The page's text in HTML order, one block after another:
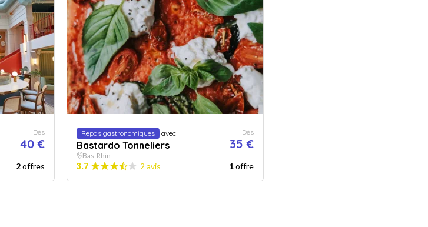
Dès
40 €
2offres
Repas gastronomiques avec
Bastardo Tonneliers
Dès
35 €
Bas-Rhin
3.7 2 avis 1offre